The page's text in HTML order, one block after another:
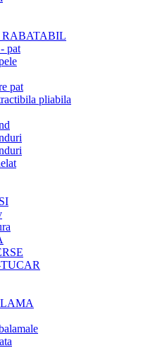
RABATABIL
pat
pat
pliabila